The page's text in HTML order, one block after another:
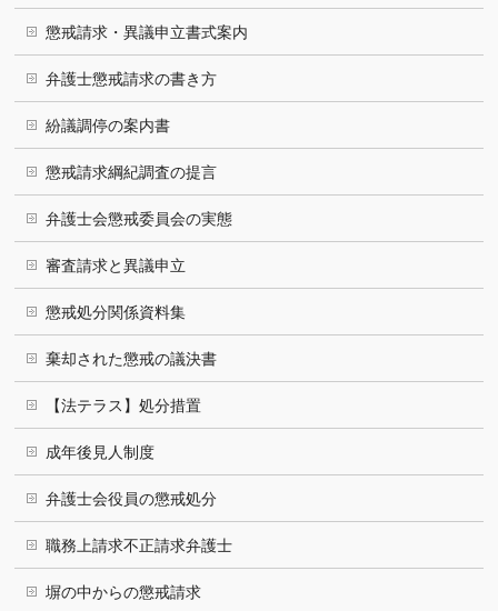
懲戒請求・異議申立書式案内
弁護士懲戒請求の書き方
紛議調停の案内書
懲戒請求綱紀調査の提言
弁護士会懲戒委員会の実態
審査請求と異議申立
懲戒処分関係資料集
棄却された懲戒の議決書
【法テラス】処分措置
成年後見人制度
弁護士会役員の懲戒処分
職務上請求不正請求弁護士
塀の中からの懲戒請求